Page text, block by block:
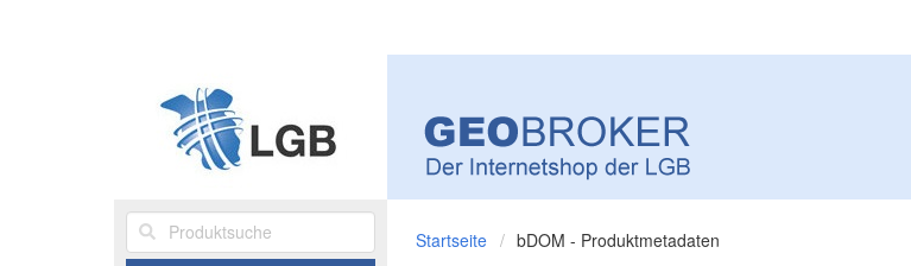
Produktsuche
Startseite bDOM - Produktmetadaten